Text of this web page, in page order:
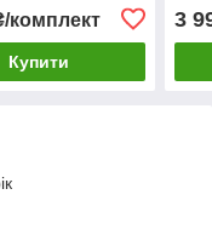
Чорно-сірий
комплект
Купити
3